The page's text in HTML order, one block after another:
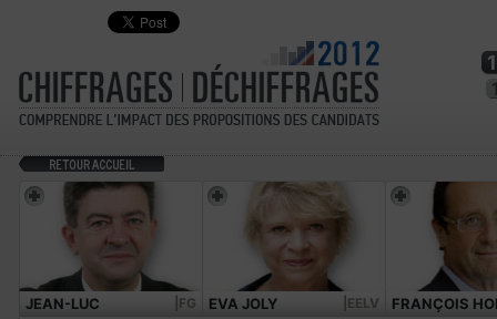
JEAN-LUC
|FG EVA JOLY |EELV FRANÇOIS